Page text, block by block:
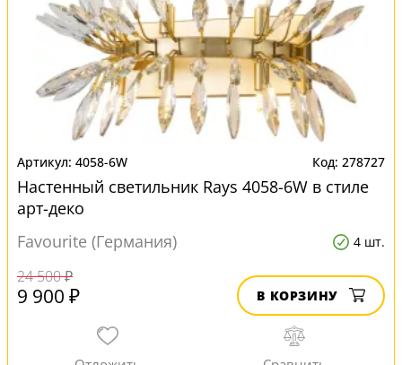
4058-6W 278727
Настенный светильник Rays 4058-6W в стиле
арт-деко
Favourite (Германия)
4 шт.
24 500 ₽
9 900 ₽ В КОРЗИНУ